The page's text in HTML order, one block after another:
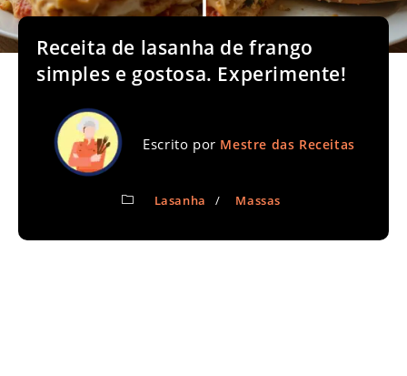
Receita de lasanha de frango
simples e gostosa. Experimente!
Escrito por Mestre das Receitas
Lasanha / Massas